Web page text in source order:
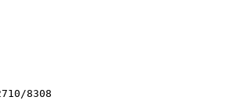
8308